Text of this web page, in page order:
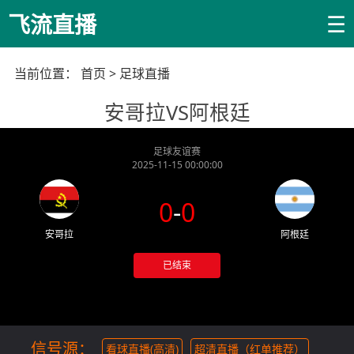
飞流直播 ☰
当前位置： 首页 > 足球直播
安哥拉VS阿根廷
足球友谊赛
2025-11-15 00:00:00
安哥拉
0-0
已结束
阿根廷
信号源： 看球直播(高清) 超清直播（红单推荐）